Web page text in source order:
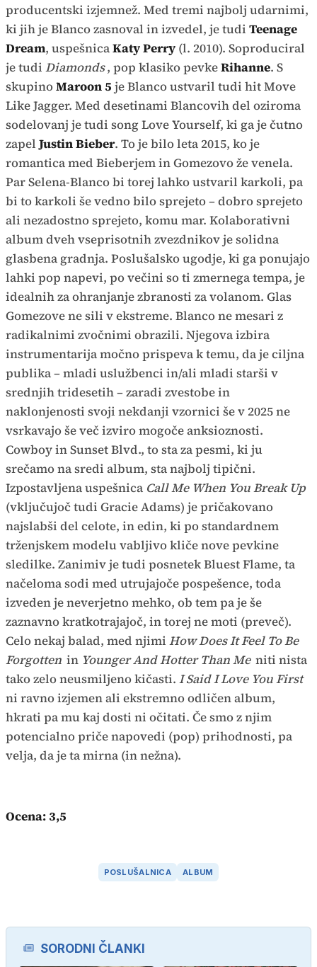
producentski izjemnež. Med tremi najbolj udarnimi,
ki jih je Blanco zasnoval in izvedel, je tudi Teenage
Dream, uspešnicaKaty Perry (l. 2010). Soproduciral
je tudi Diamonds, pop klasiko pevkeRihanne. S
skupinoMaroon 5 je Blanco ustvaril tudi hit Move
Like Jagger. Med desetinami Blancovih del oziroma
sodelovanj je tudi song Love Yourself, ki ga je čutno
zapel Justin Bieber. To je bilo leta 2015, ko je
romantica med Bieberjem in Gomezovo že venela.
Par Selena-Blanco bi torej lahko ustvaril karkoli, pa
bi to karkoli še vedno bilo sprejeto – dobro sprejeto
ali nezadostno sprejeto, komu mar. Kolaborativni
album dveh vseprisotnih zvezdnikov je solidna
glasbena gradnja. Poslušalsko ugodje, ki ga ponujajo
lahki pop napevi, po večini so ti zmernega tempa, je
idealnih za ohranjanje zbranosti za volanom. Glas
Gomezove ne sili v ekstreme. Blanco ne mesari z
radikalnimi zvočnimi obrazili. Njegova izbira
instrumentarija močno prispeva k temu, da je ciljna
publika – mladi uslužbenci in/ali mladi starši v
srednjih tridesetih – zaradi zvestobe in
naklonjenosti svoji nekdanji vzornici še v 2025 ne
vsrkavajo še več izviro mogoče anksioznosti.
Cowboy in Sunset Blvd., to sta za pesmi, ki ju
srečamo na sredi album, sta najbolj tipični.
Izpostavljena uspešnica Call Me When You Break Up
(vključujoč tudi Gracie Adams) je pričakovano
najslabši del celote, in edin, ki po standardnem
trženjskem modelu vabljivo kliče nove pevkine
sledilke. Zanimiv je tudi posnetek Bluest Flame, ta
načeloma sodi med utrujajoče pospešence, toda
izveden je neverjetno mehko, ob tem pa je še
zaznavno kratkotrajajoč, in torej ne moti (preveč).
Celo nekaj balad, med njimi How Does It Feel To Be
Forgotten in Younger And Hotter Than Me niti nista
tako zelo neusmiljeno kičasti. I Said I Love You First
ni ravno izjemen ali ekstremno odličen album,
hkrati pa mu kaj dosti ni očitati. Če smo z njim
potencialno priče napovedi (pop) prihodnosti, pa
velja, da je ta mirna (in nežna).
Ocena: 3,5
POSLUŠALNICA ALBUM
SORODNI ČLANKI